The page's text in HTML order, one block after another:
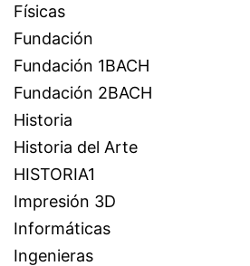
Físicas
Fundación
Fundación 1BACH
Fundación 2BACH
Historia
Historia del Arte
HISTORIA1
Impresión 3D
Informáticas
Ingenieras